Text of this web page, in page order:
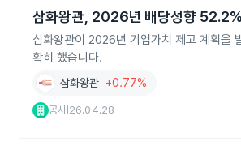
삼화왕관, 2026년 배당성향
삼화왕관이 2026년 기업가치 제고 계획을
확히 했습니다.
삼화왕관 +0.77%
공시 26.04.28